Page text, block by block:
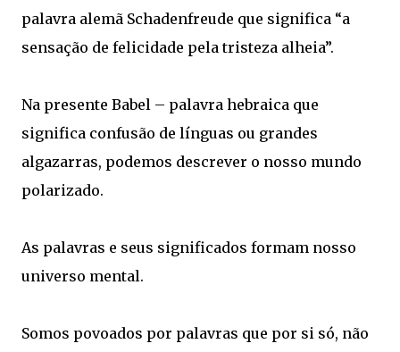
palavra alemã Schadenfreude que significa “a
sensação de felicidade pela tristeza alheia”.
Na presente Babel – palavra hebraica que
significa confusão de línguas ou grandes
algazarras, podemos descrever o nosso mundo
polarizado.
As palavras e seus significados formam nosso
universo mental.
Somos povoados por palavras que por si só, não